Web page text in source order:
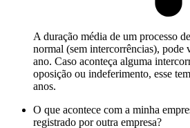
A duração média de um processo
normal (sem intercorrências), pode
ano. Caso aconteça alguma
oposição ou indeferimento, esse
anos.
O que acontece com a minha
registrado por outra empresa?